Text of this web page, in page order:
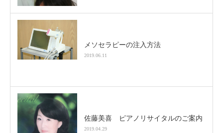
メソセラピーの注入方法
2019.06.11
佐藤美喜 ピアノリサイタルのご案内
2019.04.29